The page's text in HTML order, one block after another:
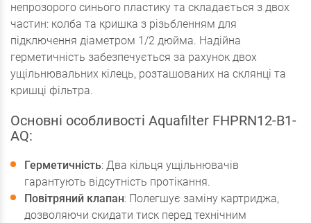
непрозорого синього пластику та складається з двох
частин: колба та кришка з різьбленням для
підключення діаметром 1/2 дюйма. Надійна
герметичність забезпечується за рахунок двох
ущільнювальних кілець, розташованих на склянці та
кришці фільтра.
Основні особливості Aquafilter FHPRN12-B1-
AQ:
Герметичність: Два кільця ущільнювачів
гарантують відсутність протікання.
Повітряний клапан: Полегшує заміну картриджа,
дозволяючи скидати тиск перед технічним